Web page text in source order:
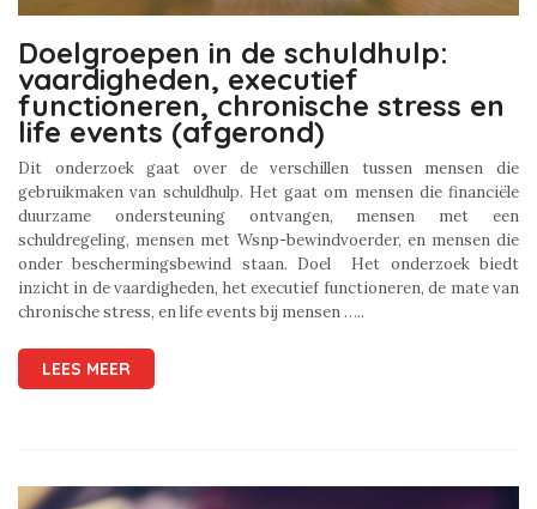
Doelgroepen in de schuldhulp:
vaardigheden, executief
functioneren, chronische stress en
life events (afgerond)
Dit onderzoek gaat over de verschillen tussen mensen die
gebruikmaken van schuldhulp. Het gaat om mensen die financiële
duurzame ondersteuning ontvangen, mensen met een
schuldregeling, mensen met Wsnp-bewindvoerder, en mensen die
onder beschermingsbewind staan. Doel Het onderzoek biedt
inzicht in de vaardigheden, het executief functioneren, de mate van
chronische stress, en life events bij mensen …..
LEES MEER